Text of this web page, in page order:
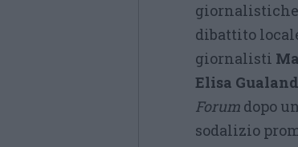
giornalistiche
dibattito
giornalisti
Elisa
Forum dopo
sodalizio